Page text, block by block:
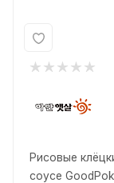
Рисовые
соусе